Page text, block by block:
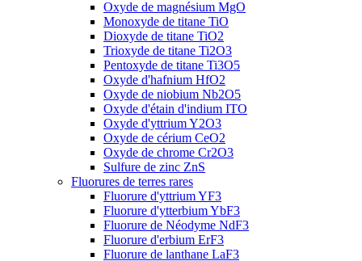
Oxyde de magnésium MgO
Monoxyde de titane TiO
Dioxyde de titane TiO2
Trioxyde de titane Ti2O3
Pentoxyde de titane Ti3O5
Oxyde d'hafnium HfO2
Oxyde de niobium Nb2O5
Oxyde d'étain d'indium ITO
Oxyde d'yttrium Y2O3
Oxyde de cérium CeO2
Oxyde de chrome Cr2O3
Sulfure de zinc ZnS
Fluorures de terres rares
Fluorure d'yttrium YF3
Fluorure d'ytterbium YbF3
Fluorure de Néodyme NdF3
Fluorure d'erbium ErF3
Fluorure de lanthane LaF3